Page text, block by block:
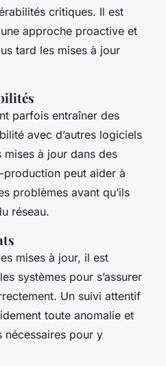
critiques. Il est
approche proactive et
tard les mises à jour
parfois entraîner des
avec d’autres logiciels
mises à jour dans des
peut aider à
problèmes avant qu’ils
réseau.
mises à jour, il est
systèmes pour s’assurer
Un suivi attentif
toute anomalie et
nécessaires pour y